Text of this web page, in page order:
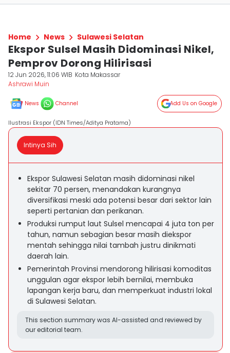
Home News Sulawesi Selatan
Ekspor Sulsel Masih Didominasi Nikel,
Pemprov Dorong Hilirisasi
12 Jun 2026, 11:06 WIB Kota Makassar
Ashrawi Muin
News Channel Add Us on Google
Ilustrasi Ekspor (IDN Times/Aditya Pratama)
Intinya Sih
Ekspor Sulawesi Selatan masih didominasi nikel
sekitar 70 persen, menandakan kurangnya
diversifikasi meski ada potensi besar dari sektor lain
seperti pertanian dan perikanan.
Produksi rumput laut Sulsel mencapai 4 juta ton per
tahun, namun sebagian besar masih diekspor
mentah sehingga nilai tambah justru dinikmati
daerah lain.
Pemerintah Provinsi mendorong hilirisasi komoditas
unggulan agar ekspor lebih bernilai, membuka
lapangan kerja baru, dan memperkuat industri lokal
di Sulawesi Selatan.
This section summary was AI-assisted and reviewed by
our editorial team.